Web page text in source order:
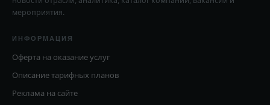
мероприятия.
ИНФОРМАЦИЯ
Оферта на оказание услуг
Описание тарифных планов
Реклама на сайте